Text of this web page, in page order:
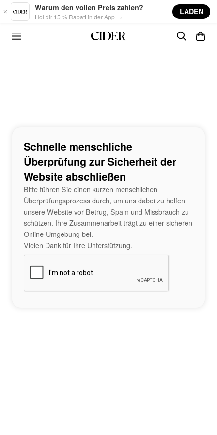
Skip to main content
Warum den vollen Preis zahlen?
Hol dir 15 % Rabatt in der App →
LADEN
Schnelle menschliche
Überprüfung zur Sicherheit der
Website abschließen
Bitte führen Sie einen kurzen menschlichen
Überprüfungsprozess durch, um uns dabei zu helfen,
unsere Website vor Betrug, Spam und Missbrauch zu
schützen. Ihre Zusammenarbeit trägt zu einer sicheren
Online-Umgebung bei.
Vielen Dank für Ihre Unterstützung.